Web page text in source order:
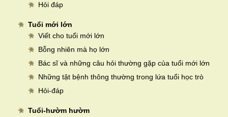
Hỏi đáp
Tuổi mới lớn
Viết cho tuổi mới lớn
Bỗng nhiên mà họ lớn
Bác sĩ và những câu hỏi thường gặp của tuổi mới lớn
Những tật bệnh thông thường trong lứa tuổi học trò
Hỏi-đáp
Tuổi-hườm hườm